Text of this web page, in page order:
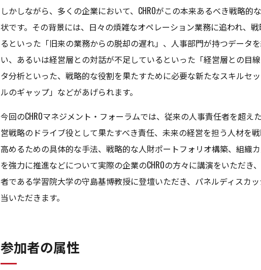
しかしながら、多くの企業において、CHROがこの本来あるべき戦略
状です。その背景には、日々の煩雑なオペレーション業務に追われ、
るといった「旧来の業務からの脱却の遅れ」、人事部門が持つデータ
い、あるいは経営層との対話が不足しているといった「経営層との目
タ分析といった、戦略的な役割を果たすために必要な新たなスキルセ
ルのギャップ」などがあげられます。
今回のCHROマネジメント・フォーラムでは、従来の人事責任者を超え
営戦略のドライブ役として果たすべき責任、未来の経営を担う人材を
高めるための具体的な手法、戦略的な人財ポートフォリオ構築、組織
を強力に推進などについて実際の企業のCHROの方々に講演をいただ
者である学習院大学の守島基博教授に登壇いただき、パネルディスカ
当いただきます。
参加者の属性